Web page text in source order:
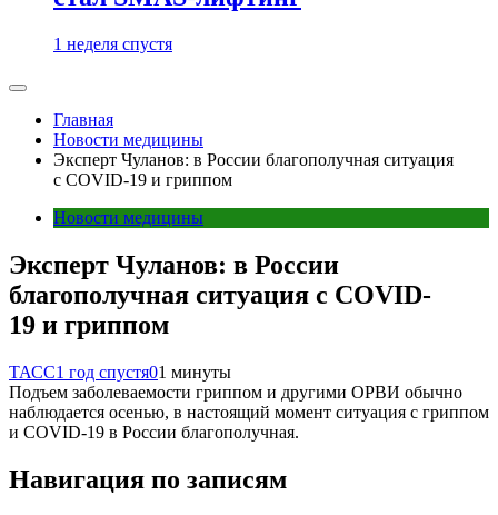
1 неделя спустя
Главная
Новости медицины
Эксперт Чуланов: в России благополучная ситуация
с COVID-19 и гриппом
Новости медицины
Эксперт Чуланов: в России
благополучная ситуация с COVID-
19 и гриппом
ТАСС1 год спустя01 минуты
Подъем заболеваемости гриппом и другими ОРВИ обычно
наблюдается осенью, в настоящий момент ситуация с гриппом
и COVID-19 в России благополучная.
Навигация по записям